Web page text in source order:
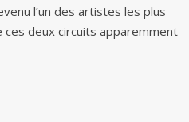
l’un des artistes les plus
deux circuits apparemment